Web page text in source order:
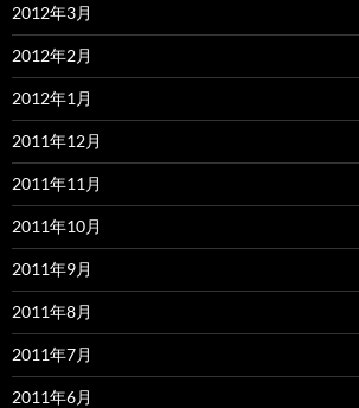
2012年3月
2012年2月
2012年1月
2011年12月
2011年11月
2011年10月
2011年9月
2011年8月
2011年7月
2011年6月